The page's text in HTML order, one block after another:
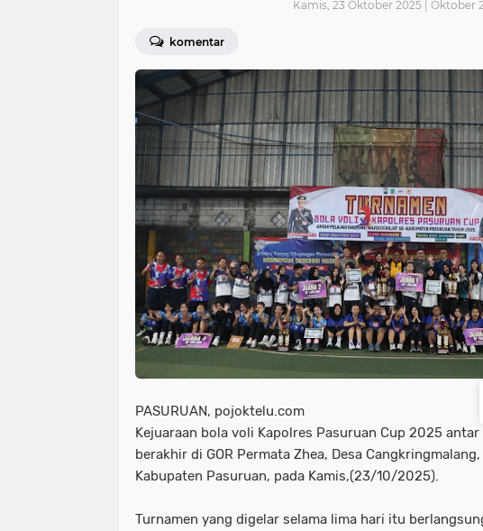
Kamis, 23 Oktober 2025 | Oktober
komentar
PASURUAN, pojoktelu.com
Kejuaraan bola voli Kapolres Pasuruan Cup 2025
berakhir di GOR Permata Zhea, Desa
Kabupaten Pasuruan, pada Kamis,(23/10/2025).
Turnamen yang digelar selama lima hari itu